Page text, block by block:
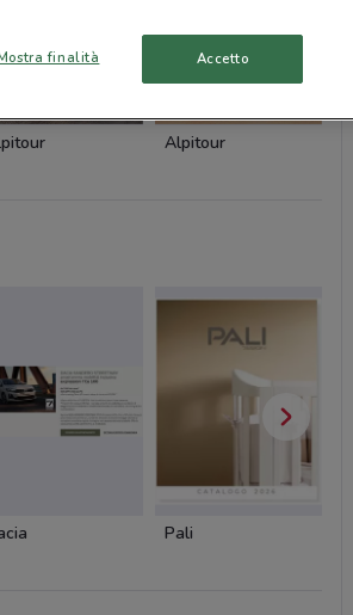
Alpitour
Pali
finalità Accetto